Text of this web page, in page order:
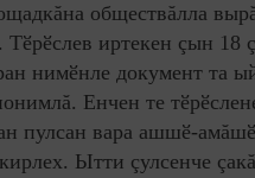
обществăлла
Тӗрӗслев иртекен çын 18
нимӗнле документ та
Енчен те
пулсан вара ашшӗ-
Ытти çулсенче